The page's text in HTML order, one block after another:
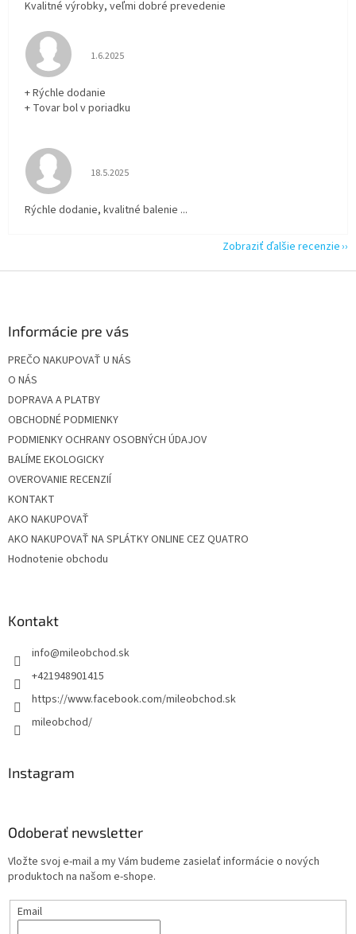
Kvalitné výrobky, veľmi dobré prevedenie
Hodnotenie obchodu je 5 z 5 hviezdičiek.
1.6.2025
+ Rýchle dodanie
+ Tovar bol v poriadku
Hodnotenie obchodu je 5 z 5 hviezdičiek.
18.5.2025
Rýchle dodanie, kvalitné balenie ...
Zobraziť ďalšie recenzie
Informácie pre vás
PREČO NAKUPOVAŤ U NÁS
O NÁS
DOPRAVA A PLATBY
OBCHODNÉ PODMIENKY
PODMIENKY OCHRANY OSOBNÝCH ÚDAJOV
BALÍME EKOLOGICKY
OVEROVANIE RECENZIÍ
KONTAKT
AKO NAKUPOVAŤ
AKO NAKUPOVAŤ NA SPLÁTKY ONLINE CEZ QUATRO
Hodnotenie obchodu
Kontakt
info@mileobchod.sk
+421948901415
https://www.facebook.com/mileobchod.sk
mileobchod/
Instagram
Odoberať newsletter
Vložte svoj e-mail a my Vám budeme zasielať informácie o nových
produktoch na našom e-shope.
Email